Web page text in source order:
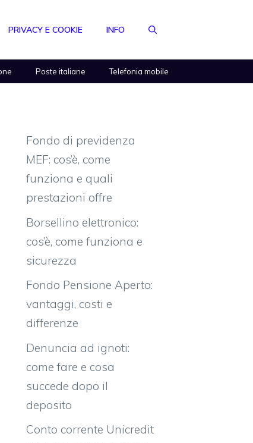
PRIVACY E COOKIE INFO
Poste italiane Telefonia mobile
Fondo di previdenza
MEF: cos’è, come
funziona e quali
prestazioni offre
Borsellino elettronico:
cos’è, come funziona e
sicurezza
Fondo Pensione Aperto:
vantaggi, costi e
differenze
Denuncia ad ignoti:
come fare e cosa
succede dopo il
deposito
Conto corrente Unicredit